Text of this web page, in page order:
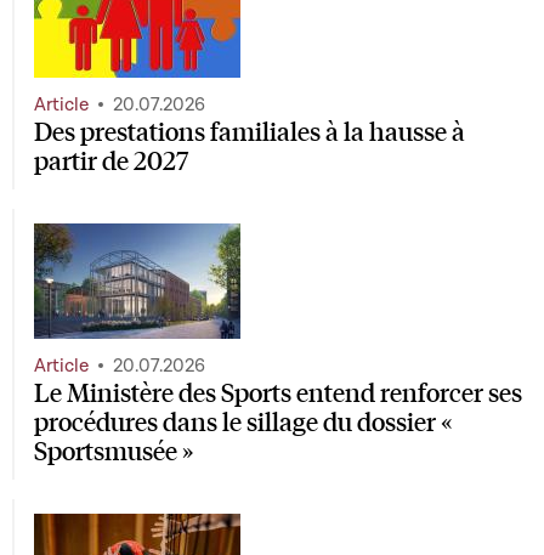
Des prestations familiales à la hausse à
partir de 2027
Article 20.07.2026
Le Ministère des Sports entend renforcer ses
procédures dans le sillage du dossier «
Sportsmusée »
Article 20.07.2026